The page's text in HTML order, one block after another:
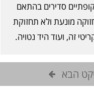
סדירים בהתאם
מונעת ולא תחזוקת
זה, ועוד היד נטויה.
הבא